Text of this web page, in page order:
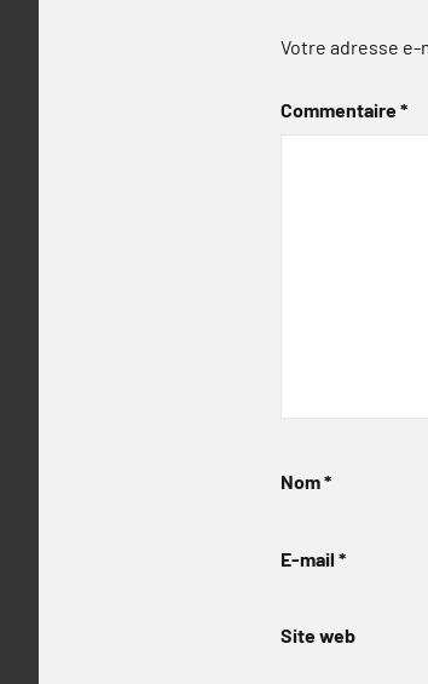
Votre adresse e-
Commentaire*
Nom*
E-mail *
Site web